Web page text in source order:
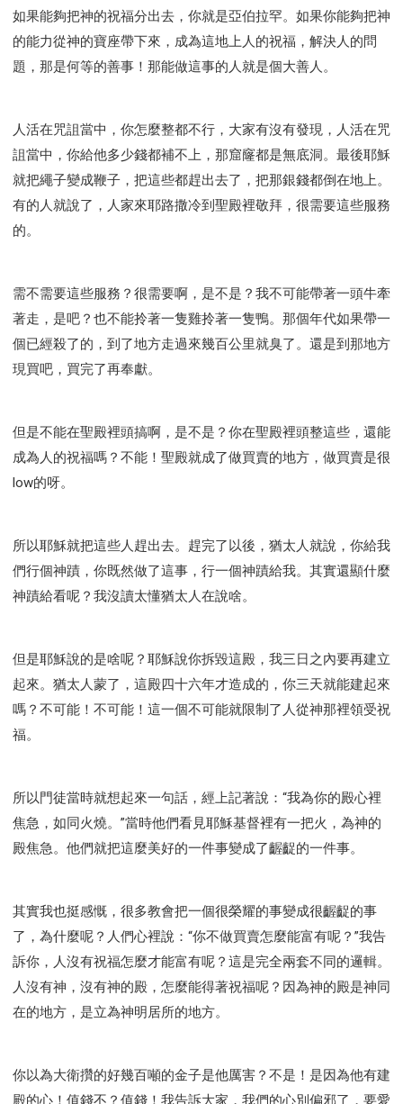
如果能夠把神的祝福分出去，你就是亞伯拉罕。如果你能夠把神
的能力從神的寶座帶下來，成為這地上人的祝福，解決人的問
題，那是何等的善事！那能做這事的人就是個大善人。
人活在咒詛當中，你怎麼整都不行，大家有沒有發現，人活在咒
詛當中，你給他多少錢都補不上，那窟窿都是無底洞。最後耶穌
就把繩子變成鞭子，把這些都趕出去了，把那銀錢都倒在地上。
有的人就說了，人家來耶路撒冷到聖殿裡敬拜，很需要這些服務
的。
需不需要這些服務？很需要啊，是不是？我不可能帶著一頭牛牽
著走，是吧？也不能拎著一隻雞拎著一隻鴨。那個年代如果帶一
個已經殺了的，到了地方走過來幾百公里就臭了。還是到那地方
現買吧，買完了再奉獻。
但是不能在聖殿裡頭搞啊，是不是？你在聖殿裡頭整這些，還能
成為人的祝福嗎？不能！聖殿就成了做買賣的地方，做買賣是很
low的呀。
所以耶穌就把這些人趕出去。趕完了以後，猶太人就說，你給我
們行個神蹟，你既然做了這事，行一個神蹟給我。其實還顯什麼
神蹟給看呢？我沒讀太懂猶太人在說啥。
但是耶穌說的是啥呢？耶穌說你拆毀這殿，我三日之內要再建立
起來。猶太人蒙了，這殿四十六年才造成的，你三天就能建起來
嗎？不可能！不可能！這一個不可能就限制了人從神那裡領受祝
福。
所以門徒當時就想起來一句話，經上記著說：“我為你的殿心裡
焦急，如同火燒。”當時他們看見耶穌基督裡有一把火，為神的
殿焦急。他們就把這麼美好的一件事變成了齷齪的一件事。
其實我也挺感慨，很多教會把一個很榮耀的事變成很齷齪的事
了，為什麼呢？人們心裡說：“你不做買賣怎麼能富有呢？”我告
訴你，人沒有祝福怎麼才能富有呢？這是完全兩套不同的邏輯。
人沒有神，沒有神的殿，怎麼能得著祝福呢？因為神的殿是神同
在的地方，是立為神明居所的地方。
你以為大衛攢的好幾百噸的金子是他厲害？不是！是因為他有建
殿的心！值錢不？值錢！我告訴大家，我們的心別偏邪了，要愛